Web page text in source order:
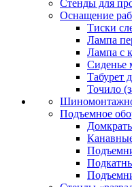
Стенды для
Оснащение
Тиски
Лампа
Лампа с
Сиденье
Табурет
Точило
Подъемное